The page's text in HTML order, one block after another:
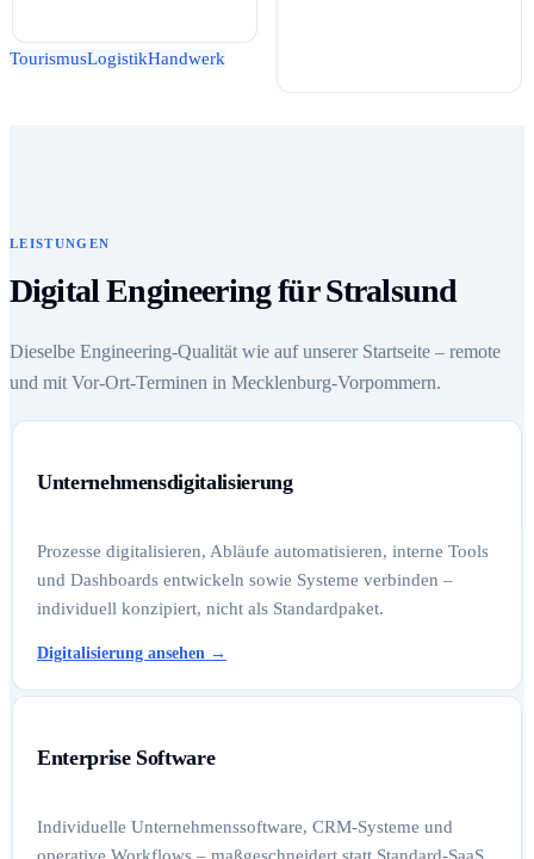
TourismusLogistikHandwerk
LEISTUNGEN
Digital Engineering für Stralsund
Dieselbe Engineering-Qualität wie auf unserer Startseite – remote
und mit Vor-Ort-Terminen in Mecklenburg-Vorpommern.
Unternehmensdigitalisierung
Prozesse digitalisieren, Abläufe automatisieren, interne Tools
und Dashboards entwickeln sowie Systeme verbinden –
individuell konzipiert, nicht als Standardpaket.
Digitalisierung ansehen →
Enterprise Software
Individuelle Unternehmenssoftware, CRM-Systeme und